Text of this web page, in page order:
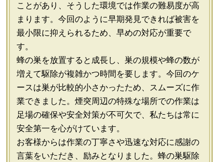
ことがあり、そうした環境では作業の難易度が高
まります。今回のように早期発見できれば被害を
最小限に抑えられるため、早めの対応が重要で
す。
蜂の巣を放置すると成長し、巣の規模や蜂の数が
増えて駆除が複雑かつ時間を要します。今回のケ
ースは巣が比較的小さかったため、スムーズに作
業できました。煙突周辺の特殊な場所での作業は
足場の確保や安全対策が不可欠で、私たちは常に
安全第一を心がけています。
お客様からは作業の丁寧さや迅速な対応に感謝の
言葉をいただき、励みとなりました。蜂の巣駆除